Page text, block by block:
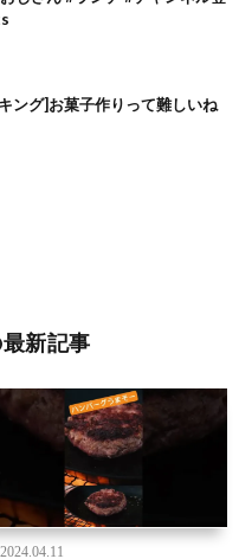
ング]お菓子作りって難しいね
新記事
2024.04.11